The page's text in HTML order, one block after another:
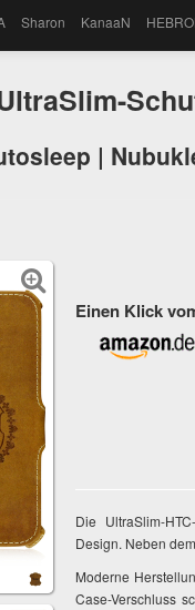
Sharon KanaaN
|
Einen Klick
Die UltraSlim-
Design. Neben
Moderne
Case-Verschluss